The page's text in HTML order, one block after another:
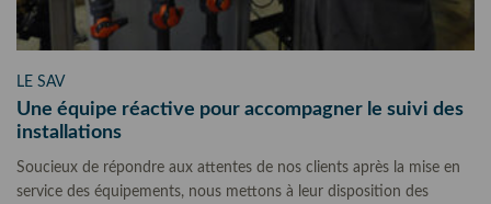
LE SAV
Une équipe réactive pour accompagner le suivi des
installations
Soucieux de répondre aux attentes de nos clients après la mise en
service des équipements, nous mettons à leur disposition des